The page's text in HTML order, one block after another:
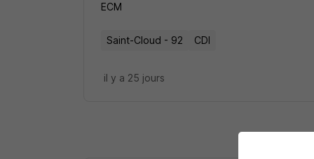
ECM
Saint-Cloud - 92 CDI
il y a 25 jours